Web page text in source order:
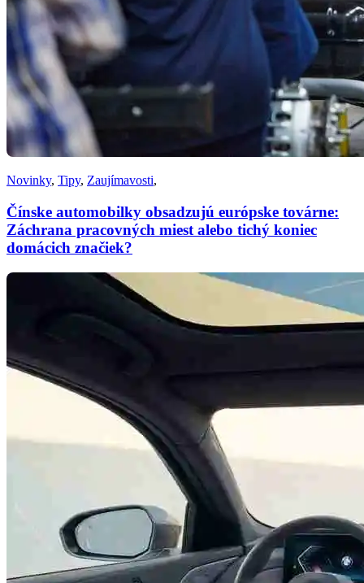
Novinky, Tipy, Zaujímavosti,
Čínske automobilky obsadzujú európske továrne:
Záchrana pracovných miest alebo tichý koniec
domácich značiek?